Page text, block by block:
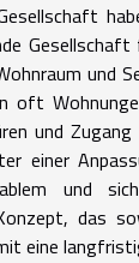
und
oft
und
einer
und
das
eine